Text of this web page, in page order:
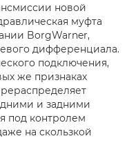
новой
муфта
BorgWarner,
дифференциала.
подключения,
же признаках
и задними
под контролем
на скользкой